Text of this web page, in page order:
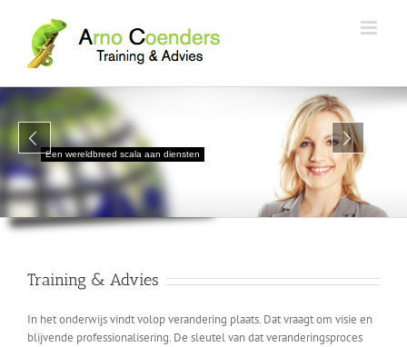
Een wereldbreed scala aan diensten
Training & Advies
In het onderwijs vindt volop verandering plaats. Dat vraagt om visie en
blijvende professionalisering. De sleutel van dat veranderingsproces